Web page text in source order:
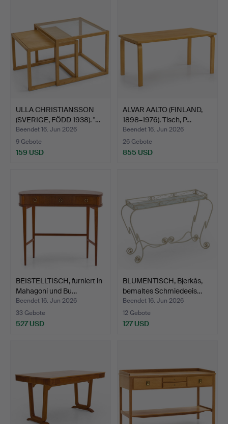
ULLA CHRISTIANSSON
(SVERIGE, FÖDD 1938). "…
Beendet 16. Jun 2026
9 Gebote
159 USD
ALVAR AALTO (FINLAND,
1898–1976). Tisch, P…
Beendet 16. Jun 2026
26 Gebote
855 USD
BEISTELLTISCH, furniert in
Mahagoni und Bu…
Beendet 16. Jun 2026
33 Gebote
527 USD
BLUMENTISCH, Bjerkås,
bemaltes Schmiedeeis…
Beendet 16. Jun 2026
12 Gebote
127 USD